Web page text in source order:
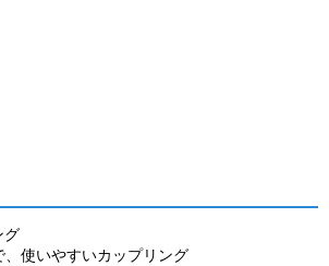
グ
使いやすいカップリング